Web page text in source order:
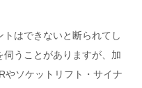
トはできないと断られてし
伺うことがありますが、加
やソケットリフト・サイナ